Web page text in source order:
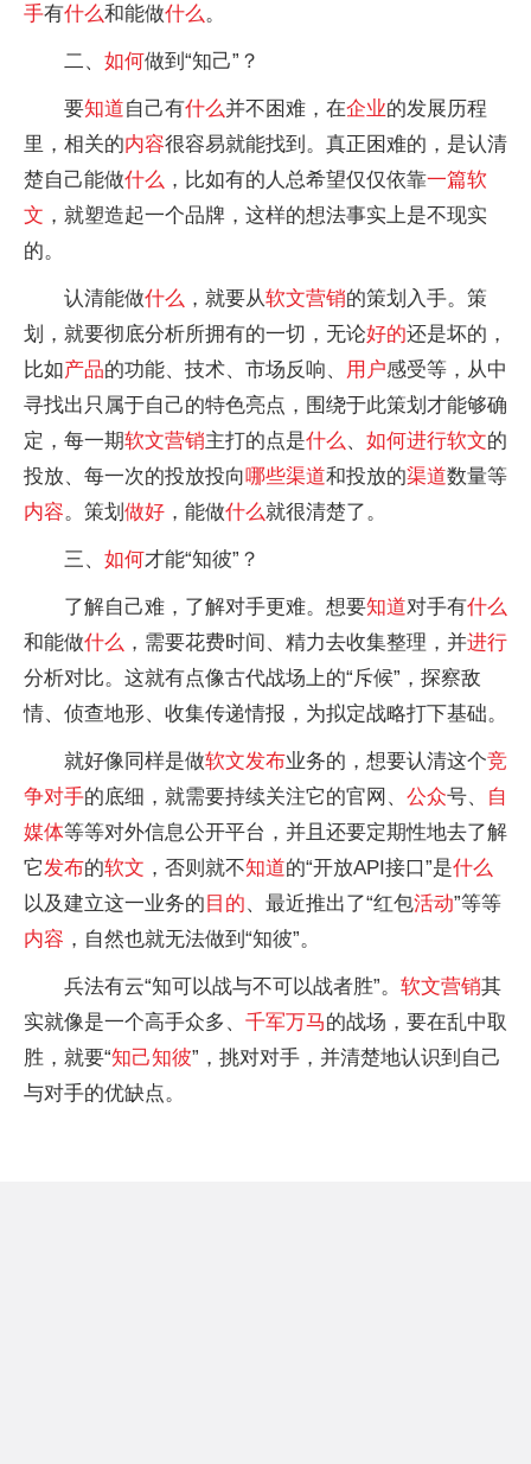
手有什么和能做什么。
二、 如何做到“知己”？
要知道自己有什么并不困难，在企业的发展历程
里，相关的内容很容易就能找到。真正困难的，是认清
楚自己能做什么 ，比如有的人总希望仅仅依靠一篇软
文 ，就塑造起一个品牌，这样的想法事实上是不现实
的。
认清能做什么 ，就要从软文营销的策划入手。策
划，就要彻底分析所拥有的一切，无论好的还是坏的，
比如产品的功能、技术、市场反响、 用户感受等，从中
寻找出只属于自己的特色亮点，围绕于此策划才能够确
定，每一期软文营销主打的点是什么、 如何进行软文的
投放、每一次的投放投向哪些渠道和投放的渠道数量等
内容。策划 做好 ，能做什么就很清楚了。
三、 如何才能“知彼”？
了解自己难，了解对手更难。想要知道对手有什么
和能做什么 ，需要花费时间、精力去收集整理，并进行
分析对比。这就有点像古代战场上的“斥候”，探察敌
情、侦查地形、收集传递情报，为拟定战略打下基础。
就好像同样是做软文发布业务的，想要认清这个竞
争对手的底细，就需要持续关注它的官网、 公众号、
自
媒体等等对外信息公开平台，并且还要定期性地去了解
它发布的软文 ，否则就不知道的“开放API接口”是什么
以及建立这一业务的目的、最近推出了“红包活动”等等
内容 ，自然也就无法做到“知彼”。
兵法有云“知可以战与不可以战者胜”。 软文营销其
实就像是一个高手众多、 千军万马的战场，要在乱中取
胜，就要“知己知彼”，挑对对手，并清楚地认识到自己
与对手的优缺点。